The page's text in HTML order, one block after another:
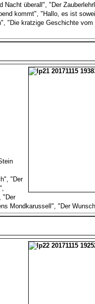
Nacht überall", "Der
kommt", "Hallo, es ist
"Die kratzige Geschichte
"Der
"Der
Mondkarussell", "Der